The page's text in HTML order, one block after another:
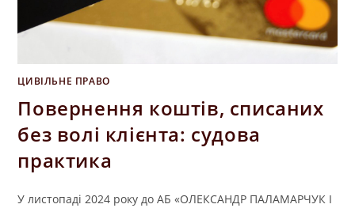
ЦИВІЛЬНЕ ПРАВО
Повернення коштів, списаних
без волі клієнта: судова
практика
У листопаді 2024 року до АБ «ОЛЕКСАНДР ПАЛАМАРЧУК І